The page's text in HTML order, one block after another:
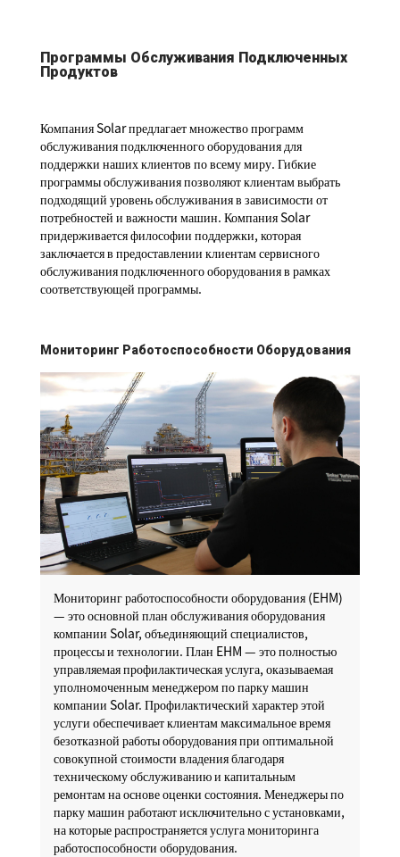
Программы Обслуживания Подключенных
Продуктов
Компания Solar предлагает множество программ
обслуживания подключенного оборудования для
поддержки наших клиентов по всему миру. Гибкие
программы обслуживания позволяют клиентам выбрать
подходящий уровень обслуживания в зависимости от
потребностей и важности машин. Компания Solar
придерживается философии поддержки, которая
заключается в предоставлении клиентам сервисного
обслуживания подключенного оборудования в рамках
соответствующей программы.
Мониторинг Работоспособности Оборудования
Мониторинг работоспособности оборудования (EHM)
— это основной план обслуживания оборудования
компании Solar, объединяющий специалистов,
процессы и технологии. План EHM — это полностью
управляемая профилактическая услуга, оказываемая
уполномоченным менеджером по парку машин
компании Solar. Профилактический характер этой
услуги обеспечивает клиентам максимальное время
безотказной работы оборудования при оптимальной
совокупной стоимости владения благодаря
техническому обслуживанию и капитальным
ремонтам на основе оценки состояния. Менеджеры по
парку машин работают исключительно с установками,
на которые распространяется услуга мониторинга
работоспособности оборудования.